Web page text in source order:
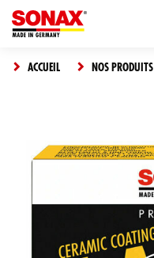
ACCUEIL NOS PRODUITS